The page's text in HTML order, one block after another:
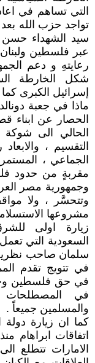
التي تساهم في
تواجد حزب الله بعد
سيد الشهداء حسن
عبر فلسطين
رعايتهِ و دعم
شكل الخارطة
إسرائيل الكبرى
ماذا في جعبة
الحصار عن ابناء
الحالي الى شوكة
التقسيم ،
الجماعي ،
مقربةٍ من حدود
وجمهورية مصر
وتتحسَّر ، ولا
مشروعها
زيارة اولى
السعودية التي
في تتويج تقدم
في حق فلسطين
في المصطلحات
والمسلمين جميعاً .
كما ان زيارة دولة
اتفاقات ابراهام
الامارات تتطلع